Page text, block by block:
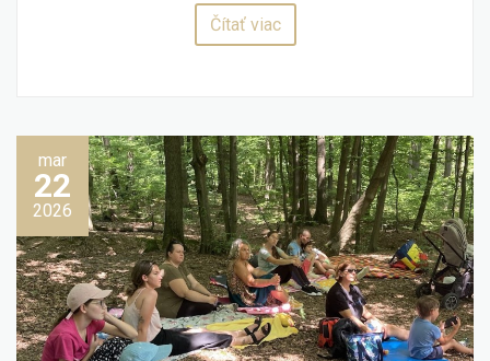
Čítať viac
mar
22
2026